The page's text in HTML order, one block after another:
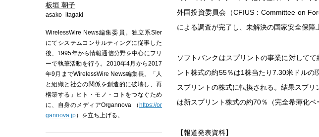
板垣 朝子
asako_itagaki
WirelessWire News編集委員。独立系SIer
にてシステムコンサルティングに従事した
後、1995年から情報通信分野を中心にフリ
ーで執筆活動を行う。2010年4月から2017
年9月までWirelessWire News編集長。「人
と組織と社会の関係を創造的に破壊し、再
構築する」ヒト・モノ・コトをつなぐため
に、自身のメディアOrgannova （ https://or
gannova.jp）を立ち上げる。
外国投資委員会（CFIUS：Committee on
による調査が完了し、未解決の国家安全保障
ソフトバンクはスプリントの事業に対して
ント株式の約55％は1株当たり7.30米ドル
スプリントの株式に転換される。結果スプ
は新スプリント株式の約70％（完全希薄化ベ
【報道発表資料】